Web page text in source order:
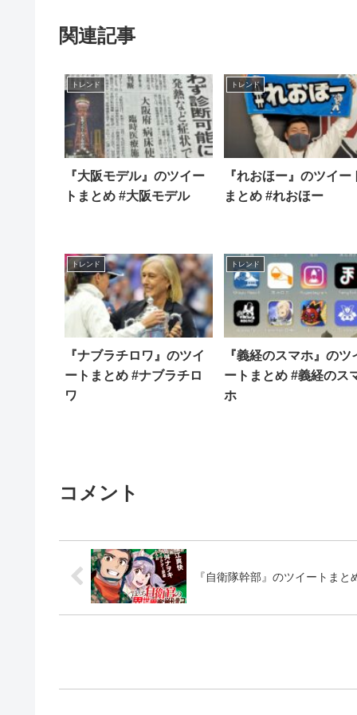
関連記事
トレンド
『大阪モデル』のツイー
トまとめ #大阪モデル
トレンド
『れおほー』のツイー
まとめ #れおほー
トレンド
『ナブラチロワ』のツイ
ートまとめ #ナブラチロ
ワ
トレンド
『義経のスマホ』のツ
ートまとめ #義経のス
ホ
コメント
『自衛隊幹部』のツイートまと